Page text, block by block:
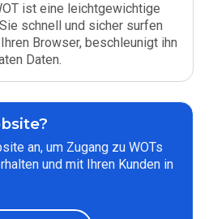
ist eine leichtgewichtige
schnell und sicher surfen
Browser, beschleunigt ihn
Daten.
an, um Zugang zu WOTs
und mit Ihren Kunden in